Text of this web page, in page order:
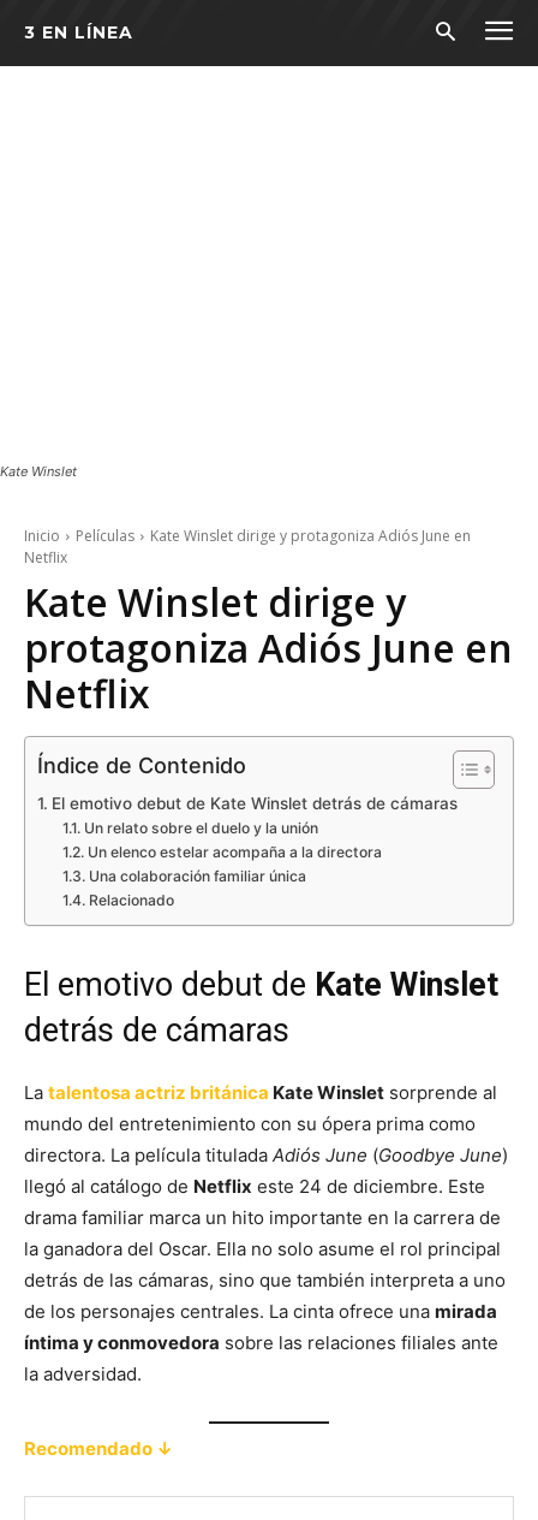
3 EN LÍNEA
Kate Winslet
Inicio Películas
Kate Winslet dirige y protagoniza Adiós June en
Netflix
Kate Winslet dirige y
protagoniza Adiós June en
Netflix
Índice de Contenido
El emotivo debut de Kate Winslet detrás de cámaras
Un relato sobre el duelo y la unión
Un elenco estelar acompaña a la directora
Una colaboración familiar única
Relacionado
El emotivo debut de Kate Winslet
detrás de cámaras
La talentosa actriz británica Kate Winslet sorprende al
mundo del entretenimiento con su ópera prima como
directora. La película titulada Adiós June (Goodbye June)
llegó al catálogo de Netflix este 24 de diciembre. Este
drama familiar marca un hito importante en la carrera de
la ganadora del Oscar. Ella no solo asume el rol principal
detrás de las cámaras, sino que también interpreta a uno
de los personajes centrales. La cinta ofrece una mirada
íntima y conmovedora sobre las relaciones filiales ante
la adversidad.
Recomendado ↓